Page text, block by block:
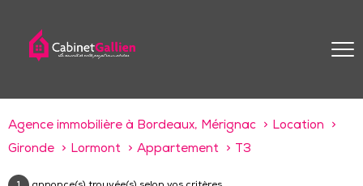
Agence immobilière à Bordeaux, Mérignac
Location
Gironde
Lormont Appartement T3